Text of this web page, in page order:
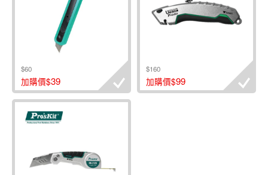
$60
加購價$39
$160
加購價$99